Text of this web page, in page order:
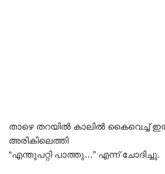
താഴെ തറയിൽ കാലിൽ കൈവെച്ച്
അരികിലെത്തി
“എന്തുപറ്റി പാത്തു…” എന്ന് ചോദിച്ചു.